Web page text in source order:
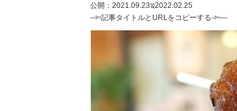
公開：2021.09.23ಇ2022.02.25
--✄記事タイトルとURLをコピーする-✄—